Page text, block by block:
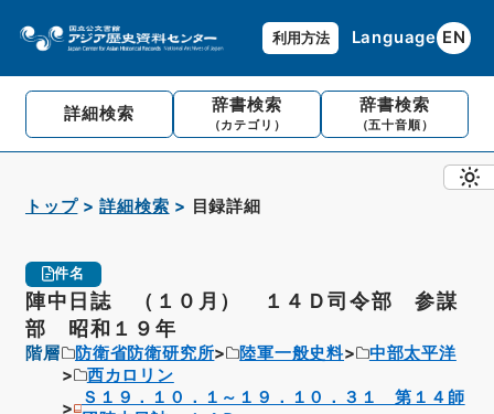
利用方法 Language EN
詳細検索 辞書検索
（カテゴリ）
辞書検索
（五十音順）
トップ 詳細検索 目録詳細
件名
陣中日誌 （１０月） １４Ｄ司令部 参謀
部 昭和１９年
階層 防衛省防衛研究所 陸軍一般史料
中部太平洋
西カロリン
Ｓ１９．１０．１～１９．１０．３１ 第１４師